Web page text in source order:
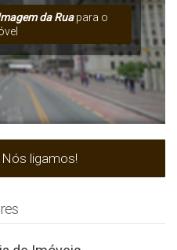
da Ruapara o
Nós ligamos!